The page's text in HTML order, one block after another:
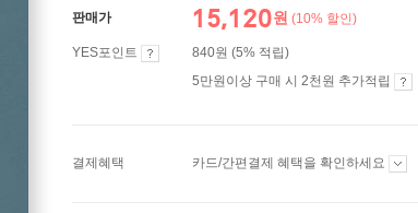
판매가 15,120원 (10% 할인)
YES포인트
840원 (5% 적립)
5만원이상 구매 시 2천원 추가적립
결제혜택 카드/간편결제 혜택을 확인하세요